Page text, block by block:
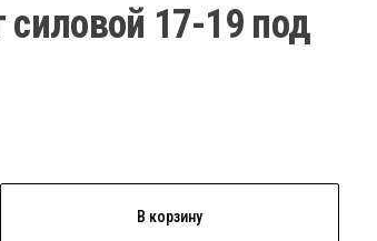
силовой 17-19 под
В корзину